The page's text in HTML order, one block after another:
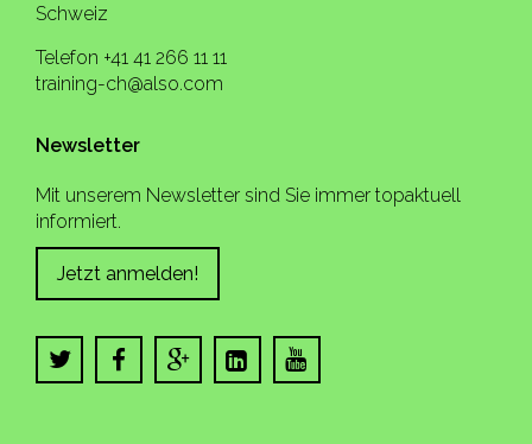
Schweiz
Telefon +41 41 266 11 11
training-ch@also.com
Newsletter
Mit unserem Newsletter sind Sie immer topaktuell
informiert.
Jetzt anmelden!